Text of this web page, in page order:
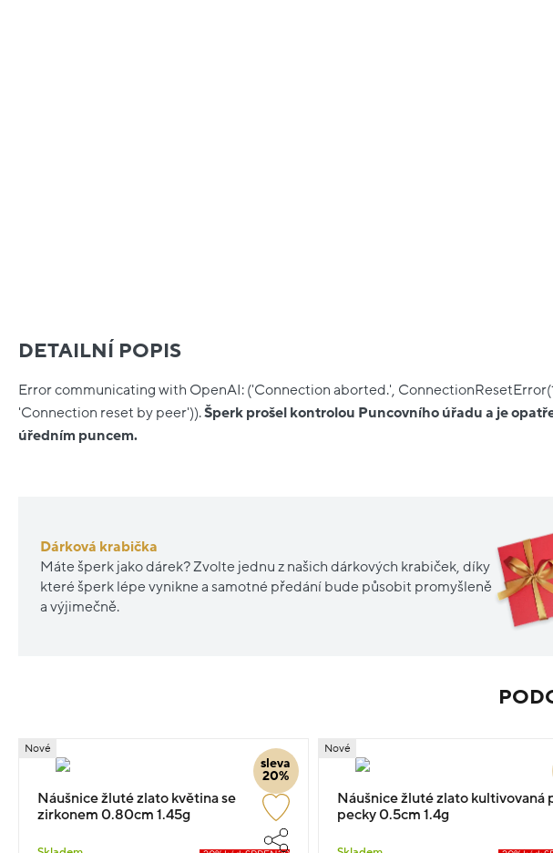
DETAILNÍ POPIS
Error communicating with OpenAI: ('Connection aborted.',
'Connection reset by peer')).Šperk prošel kontrolou Puncovního úřadu a je
úředním puncem.
Dárková krabička
Máte šperk jako dárek? Zvolte jednu z našich dárkových krabiček, díky
které šperk lépe vynikne a samotné předání bude působit promyšleně
a výjimečně.
sleva
20%
Nové
Náušnice žluté zlato květina se
zirkonem 0.80cm 1.45g
Nové
Náušnice žluté zlato kultivovaná
pecky 0.5cm 1.4g